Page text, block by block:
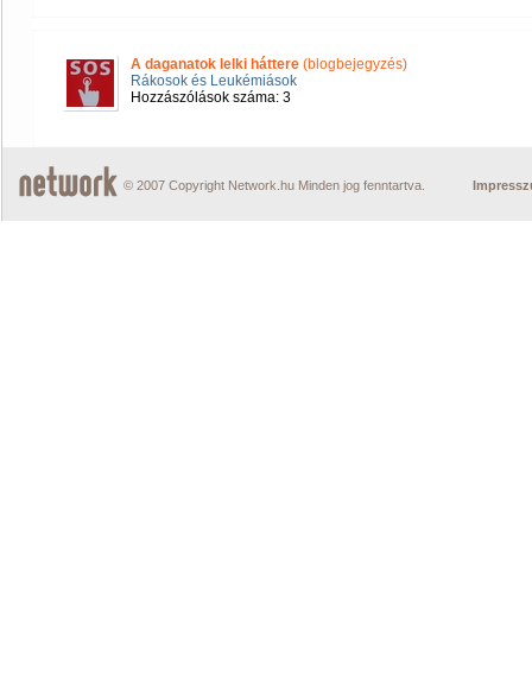
A daganatok lelki háttere (blogbejegyzés)
Rákosok és Leukémiások
Hozzászólások száma: 3
© 2007 Copyright Network.hu Minden jog fenntartva.